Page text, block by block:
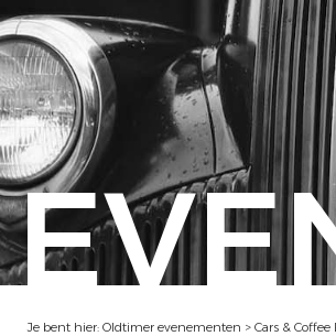
Je bent hier: Oldtimer evenementen > Cars & Coffee